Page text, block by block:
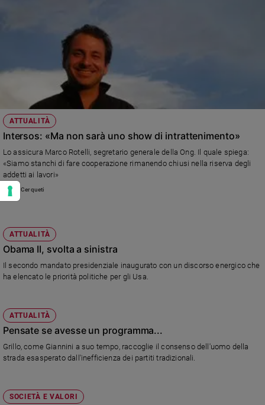
ATTUALITÀ
Intersos: «Ma non sarà uno show di intrattenimento»
Lo assicura Marco Rotelli, segretario generale della Ong. Il quale spiega:
«Siamo stanchi di fare cooperazione rimanendo chiusi nella riserva degli
addetti ai lavori»
Giulia Cerqueti
ATTUALITÀ
Obama II, svolta a sinistra
Il secondo mandato presidenziale inaugurato con un discorso energico che
ha elencato le priorità politiche per gli Usa.
ATTUALITÀ
Pensate se avesse un programma...
Grillo, come Giannini a suo tempo, raccoglie il consenso dell'uomo della
strada esasperato dall'inefficienza dei partiti tradizionali.
SOCIETÀ E VALORI